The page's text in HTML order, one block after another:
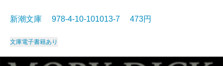
新潮文庫 978-4-10-101013-7 473円
文庫電子書籍あり